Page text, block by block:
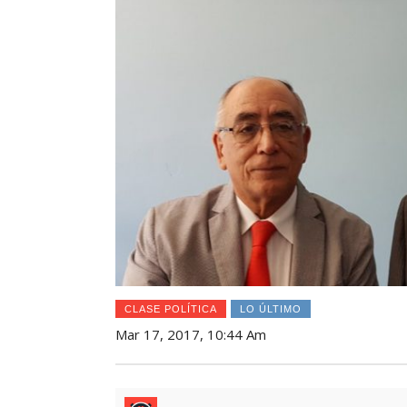
CLASE POLÍTICA LO ÚLTIMO
Mar 17, 2017, 10:44 Am